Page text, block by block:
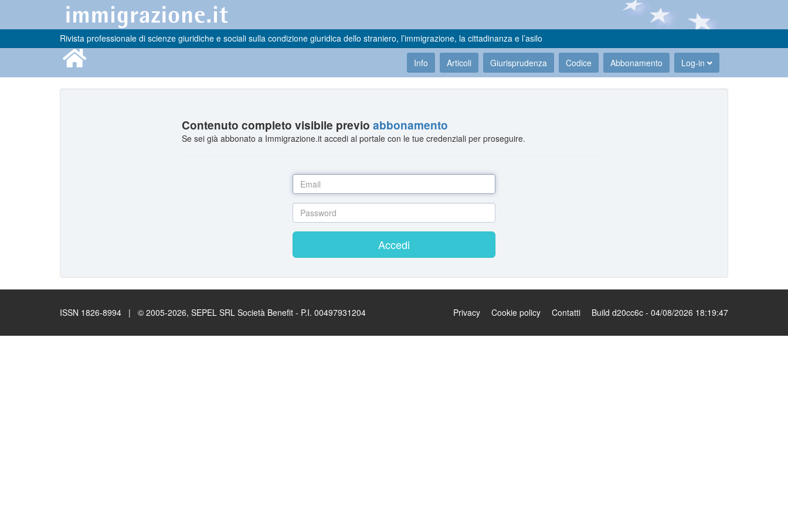
Rivista professionale di scienze giuridiche e sociali sulla condizione giuridica dello straniero, l’immigrazione, la cittadinanza e l’asilo
Info Articoli Giurisprudenza Codice Abbonamento Log-in
Contenuto completo visibile previoabbonamento
Se sei già abbonato a Immigrazione.it accedi al portale con le tue credenziali per proseguire.
Accedi
ISSN 1826-8994 | © 2005-2026, SEPEL SRL Società Benefit - P.I. 00497931204 Privacy Cookie policy Contatti Build d20cc6c - 04/08/2026 18:19:47